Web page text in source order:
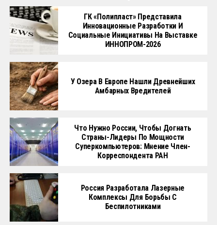
ГК «Полипласт» Представила
Инновационные Разработки И
Социальные Инициативы На Выставке
ИННОПРОМ-2026
У Озера В Европе Нашли Древнейших
Амбарных Вредителей
Что Нужно России, Чтобы Догнать
Страны-Лидеры По Мощности
Суперкомпьютеров: Мнение Член-
Корреспондента РАН
Россия Разработала Лазерные
Комплексы Для Борьбы С
Беспилотниками